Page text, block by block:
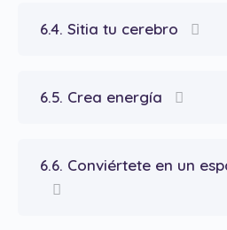
6.4. Sitia tu cerebro
6.5. Crea energía
6.6. Conviértete en un